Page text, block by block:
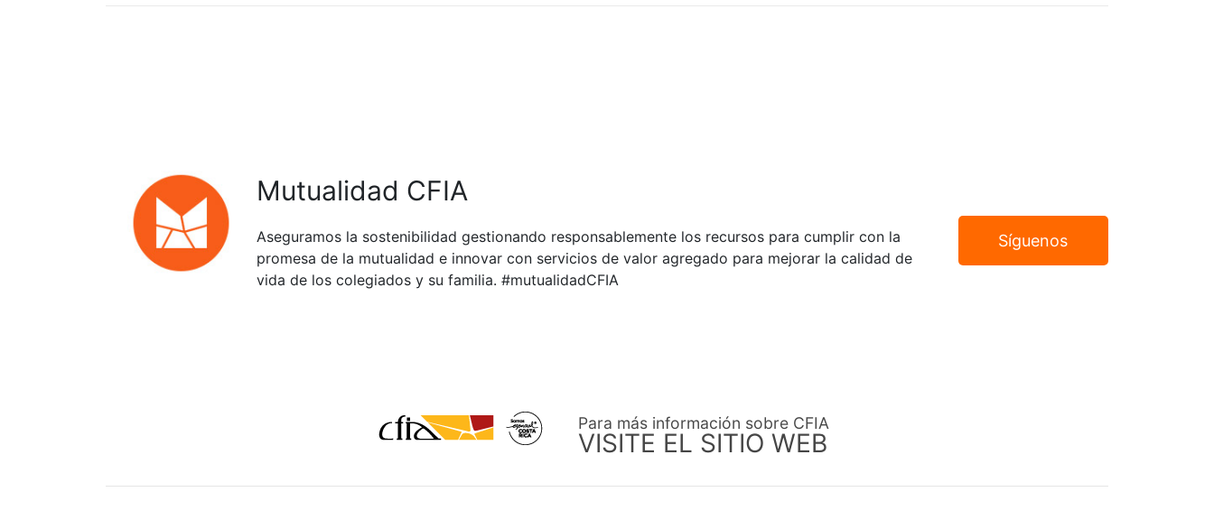
Mutualidad CFIA
Aseguramos la sostenibilidad gestionando responsablemente los recursos para cumplir con la
promesa de la mutualidad e innovar con servicios de valor agregado para mejorar la calidad de
vida de los colegiados y su familia. #mutualidadCFIA
Síguenos
Para más información sobre CFIA
VISITE EL SITIO WEB